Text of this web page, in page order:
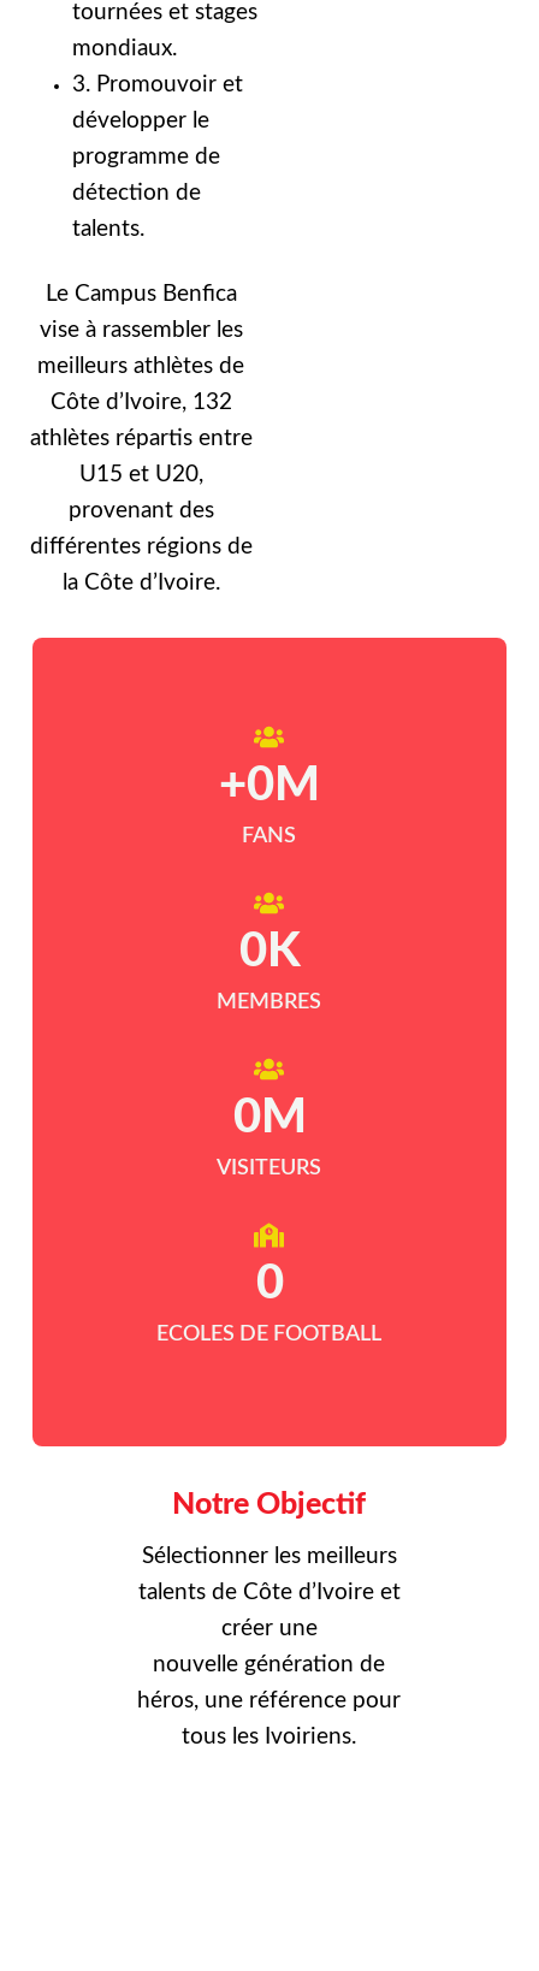
tournées et stages
mondiaux.
3. Promouvoir et
développer le
programme de
détection de
talents.
Le Campus Benfica
vise à rassembler les
meilleurs athlètes de
Côte d’Ivoire, 132
athlètes répartis entre
U15 et U20,
provenant des
différentes régions de
la Côte d’Ivoire.
FANS
+0 M
MEMBRES
0K
VISITEURS
0M
ECOLES DE FOOTBALL
0
Notre Objectif
Sélectionner les meilleurs
talents de Côte d’Ivoire et
créer une
nouvelle génération de
héros, une référence pour
tous les Ivoiriens.